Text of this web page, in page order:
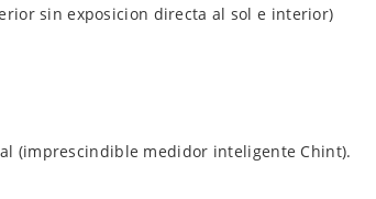
sin exposicion directa al sol e interior)
(imprescindible medidor inteligente Chint).